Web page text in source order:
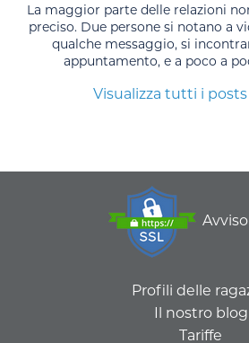
La maggior parte delle relazioni
preciso. Due persone si notano a
qualche messaggio, si
appuntamento, e a poco a
Visualizza tutti i
Profili delle
Il nostro blog
Tariffe